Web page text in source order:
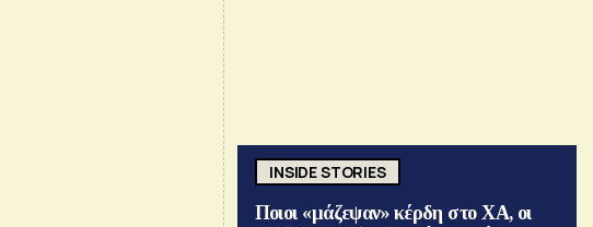
INSIDE STORIES
Ποιοι «μάζεψαν» κέρδη στο ΧΑ, οι